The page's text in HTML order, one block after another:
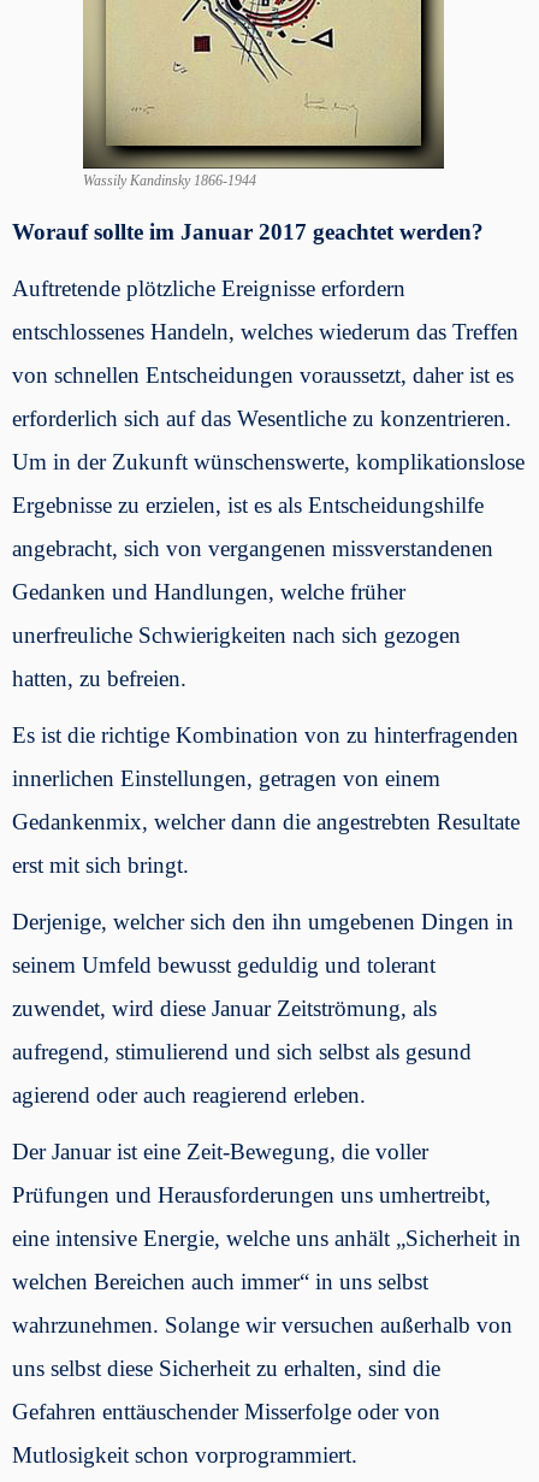
Wassily Kandinsky 1866-1944
Worauf sollte im Januar 2017 geachtet werden?
Auftretende plötzliche Ereignisse erfordern
entschlossenes Handeln, welches wiederum das Treffen
von schnellen Entscheidungen voraussetzt, daher ist es
erforderlich sich auf das Wesentliche zu konzentrieren.
Um in der Zukunft wünschenswerte, komplikationslose
Ergebnisse zu erzielen, ist es als Entscheidungshilfe
angebracht, sich von vergangenen missverstandenen
Gedanken und Handlungen, welche früher
unerfreuliche Schwierigkeiten nach sich gezogen
hatten, zu befreien.
Es ist die richtige Kombination von zu hinterfragenden
innerlichen Einstellungen, getragen von einem
Gedankenmix, welcher dann die angestrebten Resultate
erst mit sich bringt.
Derjenige, welcher sich den ihn umgebenen Dingen in
seinem Umfeld bewusst geduldig und tolerant
zuwendet, wird diese Januar Zeitströmung, als
aufregend, stimulierend und sich selbst als gesund
agierend oder auch reagierend erleben.
Der Januar ist eine Zeit-Bewegung, die voller
Prüfungen und Herausforderungen uns umhertreibt,
eine intensive Energie, welche uns anhält „Sicherheit in
welchen Bereichen auch immer“ in uns selbst
wahrzunehmen. Solange wir versuchen außerhalb von
uns selbst diese Sicherheit zu erhalten, sind die
Gefahren enttäuschender Misserfolge oder von
Mutlosigkeit schon vorprogrammiert.